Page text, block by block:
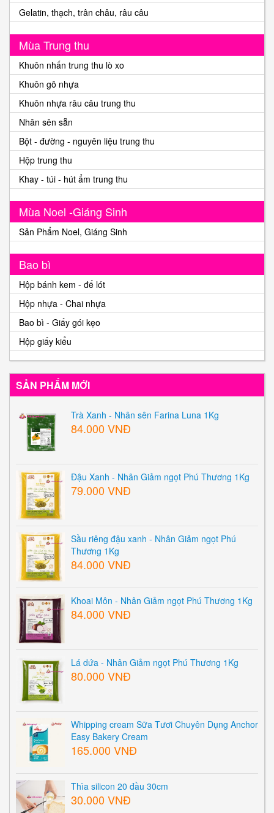
Gelatin, thạch, trân châu, râu câu
Mùa Trung thu
Khuôn nhấn trung thu lò xo
Khuôn gõ nhựa
Khuôn nhựa râu câu trung thu
Nhân sên sẵn
Bột - đường - nguyên liệu trung thu
Hộp trung thu
Khay - túi - hút ẩm trung thu
Mùa Noel -Giáng Sinh
Sản Phẩm Noel, Giáng Sinh
Bao bì
Hộp bánh kem - đế lót
Hộp nhựa - Chai nhựa
Bao bì - Giấy gói kẹo
Hộp giấy kiểu
SẢN PHẨM MỚI
Trà Xanh - Nhân sên Farina Luna 1Kg
84.000 VNĐ
Đậu Xanh - Nhân Giảm ngọt Phú Thương 1Kg
79.000 VNĐ
Sầu riêng đậu xanh - Nhân Giảm ngọt Phú
Thương 1Kg
84.000 VNĐ
Khoai Môn - Nhân Giảm ngọt Phú Thương 1Kg
84.000 VNĐ
Lá dứa - Nhân Giảm ngọt Phú Thương 1Kg
80.000 VNĐ
Whipping cream Sữa Tươi Chuyên Dụng Anchor
Easy Bakery Cream
165.000 VNĐ
Thìa silicon 20 đầu 30cm
30.000 VNĐ